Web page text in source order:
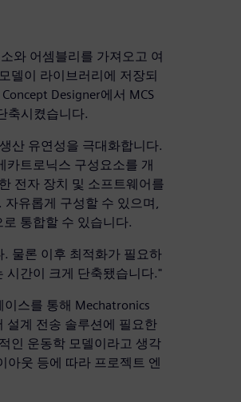
와 어셈블리를 가져오고 여
델이 라이브러리에 저장되
Designer에서 MCS
축시켰습니다.
산 유연성을 극대화합니다.
카트로닉스 구성요소를 개
전자 장치 및 소프트웨어를
유롭게 구성할 수 있으며,
통합할 수 있습니다.
. 물론 이후 최적화가 필요하
시간이 크게 단축됐습니다."
스를 통해 Mechatronics
설계 전송 솔루션에 필요한
인 운동학 모델이라고 생각
아웃 등에 따라 프로젝트 엔